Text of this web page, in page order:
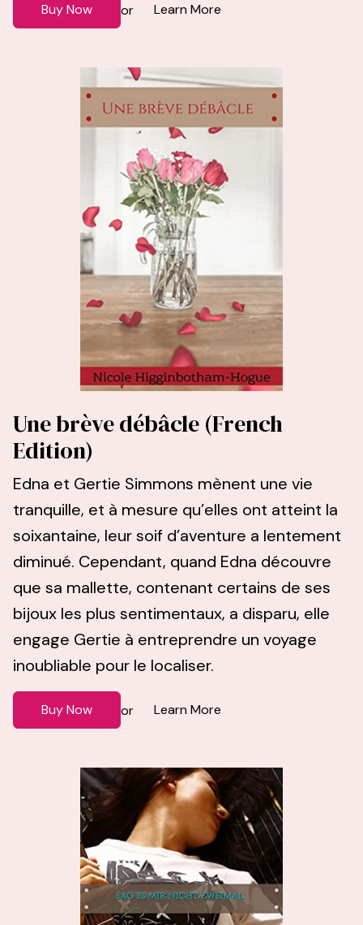
Buy Now or Learn More
Une brève débâcle (French
Edition)
Edna et Gertie Simmons mènent une vie
tranquille, et à mesure qu’elles ont atteint la
soixantaine, leur soif d’aventure a lentement
diminué. Cependant, quand Edna découvre
que sa mallette, contenant certains de ses
bijoux les plus sentimentaux, a disparu, elle
engage Gertie à entreprendre un voyage
inoubliable pour le localiser.
Buy Now or Learn More